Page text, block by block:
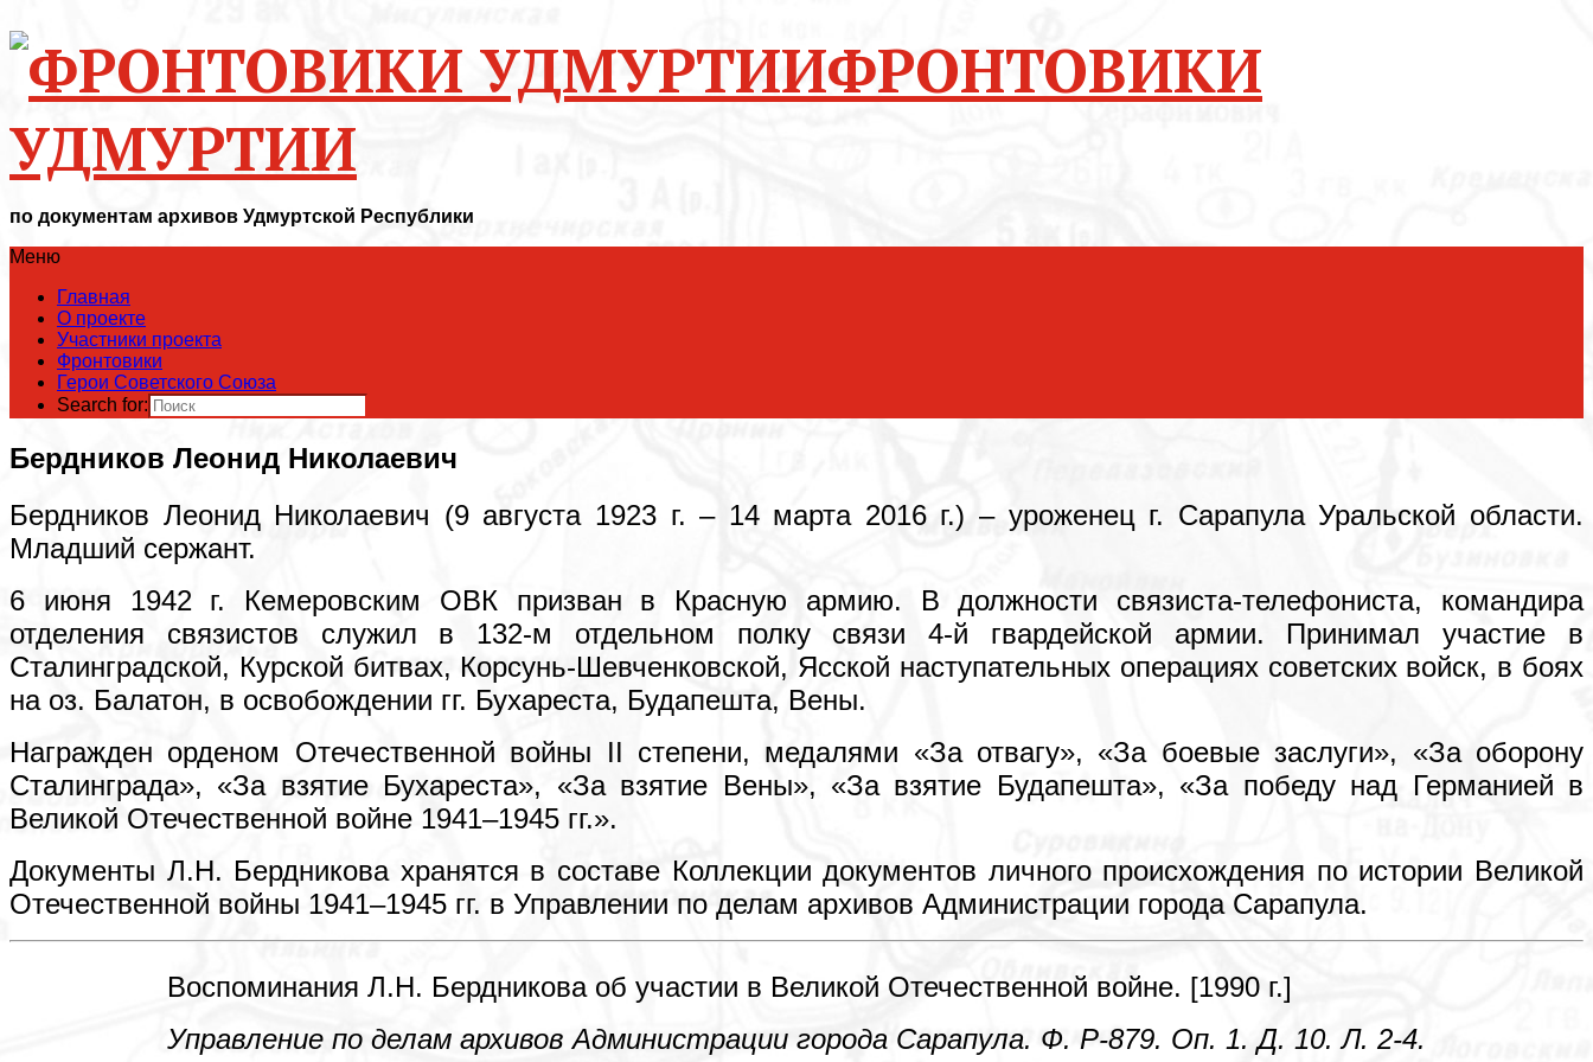
ФРОНТОВИКИ
УДМУРТИИ
по документам архивов Удмуртской Республики
Меню
Главная
О проекте
Участники проекта
Фронтовики
Герои Советского Союза
Search for:
Бердников Леонид Николаевич
Бердников Леонид Николаевич (9 августа 1923 г. – 14 марта 2016 г.) – уроженец г. Сарапула Уральской области.
Младший сержант.
6 июня 1942 г. Кемеровским ОВК призван в Красную армию. В должности связиста-телефониста, командира
отделения связистов служил в 132-м отдельном полку связи 4-й гвардейской армии. Принимал участие в
Сталинградской, Курской битвах, Корсунь-Шевченковской, Ясской наступательных операциях советских войск, в боях
на оз. Балатон, в освобождении гг. Бухареста, Будапешта, Вены.
Награжден орденом Отечественной войны II степени, медалями «За отвагу», «За боевые заслуги», «За оборону
Сталинграда», «За взятие Бухареста», «За взятие Вены», «За взятие Будапешта», «За победу над Германией в
Великой Отечественной войне 1941–1945 гг.».
Документы Л.Н. Бердникова хранятся в составе Коллекции документов личного происхождения по истории Великой
Отечественной войны 1941–1945 гг. в Управлении по делам архивов Администрации города Сарапула.
Воспоминания Л.Н. Бердникова об участии в Великой Отечественной войне. [1990 г.]
Управление по делам архивов Администрации города Сарапула. Ф. Р-879. Оп. 1. Д. 10. Л. 2-4.